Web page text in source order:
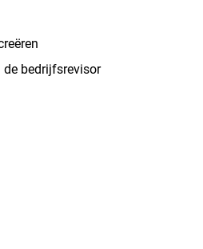
de bedrijfsrevisor